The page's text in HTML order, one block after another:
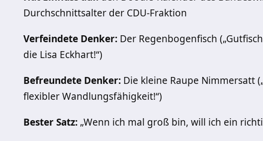
Durchschnittsalter der CDU-Fraktion
Verfeindete Denker: Der Regenbogenfisch
die Lisa Eckhart!“)
Befreundete Denker: Die kleine Raupe Nimmersatt
flexibler Wandlungsfähigkeit!“)
Bester Satz: „Wenn ich mal groß bin, will ich ein